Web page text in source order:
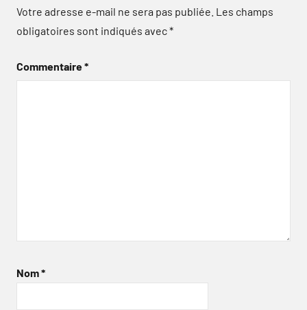
Votre adresse e-mail ne sera pas publiée. Les champs
obligatoires sont indiqués avec*
Commentaire*
Nom*